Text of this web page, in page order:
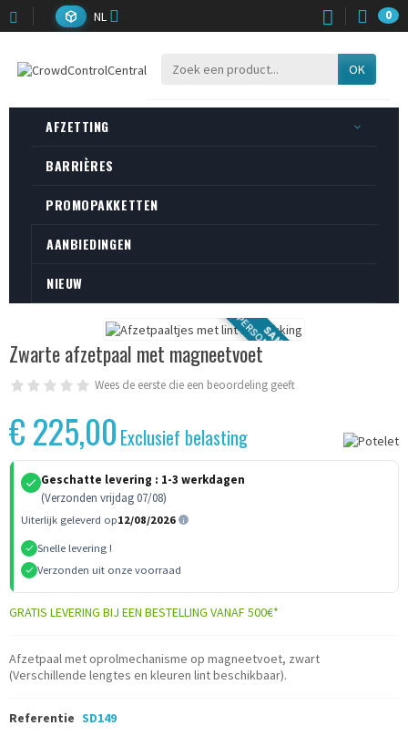
NL 0
OK
AFZETTING
BARRIÈRES
PROMOPAKKETTEN
AANBIEDINGEN
NIEUW
SANGLE
PERSONNALISABLE
Zwarte afzetpaal met magneetvoet
Wees de eerste die een beoordeling geeft
€ 225,00 Exclusief belasting
Geschatte levering : 1-3 werkdagen
(Verzonden vrijdag 07/08)
Uiterlijk geleverd op12/08/2026
Snelle levering !
Verzonden uit onze voorraad
GRATIS LEVERING BIJ EEN BESTELLING VANAF 500€*
Afzetpaal met oprolmechanisme op magneetvoet, zwart
(Verschillende lengtes en kleuren lint beschikbaar).
Referentie SD149